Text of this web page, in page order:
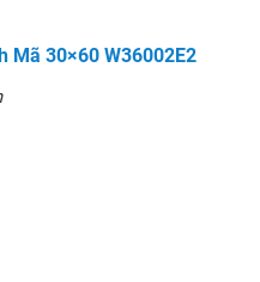
Mã 30×60 W36002E2